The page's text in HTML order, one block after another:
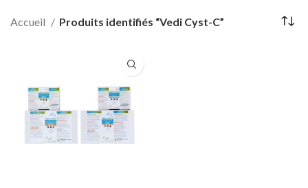
Accueil Produits identifiés “Vedi Cyst-C”